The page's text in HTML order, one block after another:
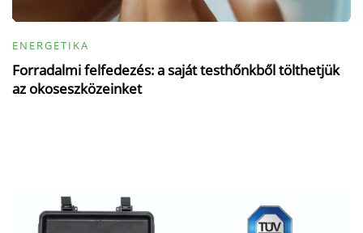
ENERGETIKA
Forradalmi felfedezés: a saját testhőnkből tölthetjük
az okoseszközeinket